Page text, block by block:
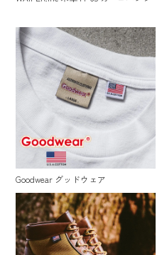
Goodwear グッドウェア